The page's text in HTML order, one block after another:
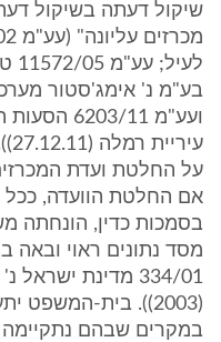
שיקול דעתה בשיקול
על החלטת ועדת
אם החלטת הוועדה, ככל
בסמכות כדין, הונחתה
מסד נתונים ראוי
(2003)). בית-
במקרים שבהם